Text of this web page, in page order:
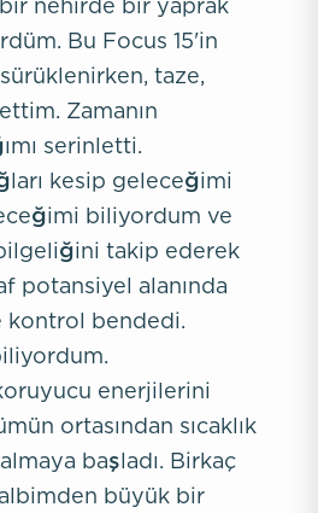
nehirde bir yaprak
Bu Focus 15'in
taze,
Zamanın
serinletti.
kesip geleceğimi
biliyordum ve
takip ederek
potansiyel alanında
kontrol bendedi.
enerjilerini
ortasından sıcaklık
başladı. Birkaç
büyük bir